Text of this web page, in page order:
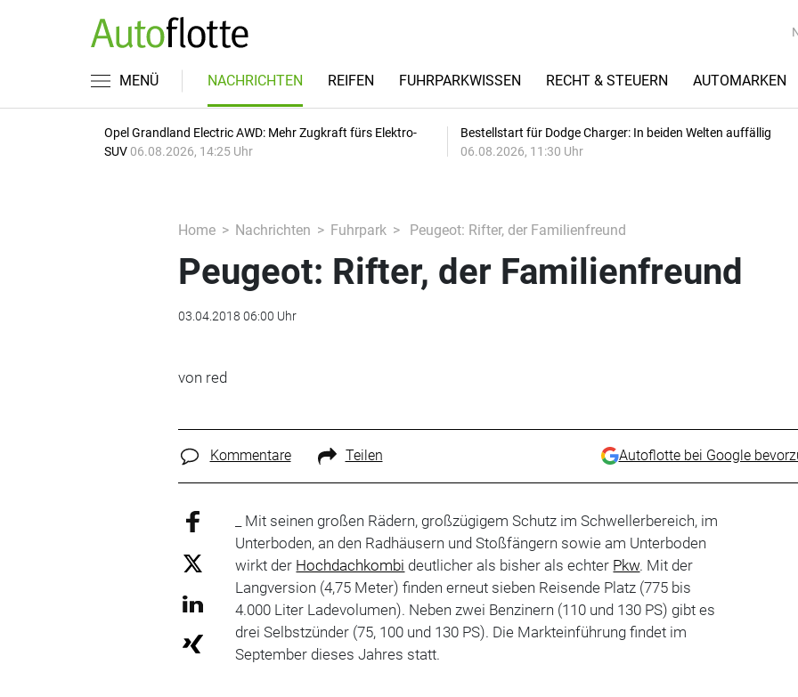
MENÜ NACHRICHTEN REIFEN FUHRPARKWISSEN RECHT & STEUERN AUTOMARKEN
Opel Grandland Electric AWD: Mehr Zugkraft fürs Elektro-
SUV 06.08.2026, 14:25 Uhr
Bestellstart für Dodge Charger: In beiden Welten auffällig
06.08.2026, 11:30 Uhr
Home Nachrichten Fuhrpark Peugeot: Rifter, der Familienfreund
Peugeot: Rifter, der Familienfreund
03.04.2018 06:00 Uhr
von red
Kommentare Teilen Autoflotte bei Google
_ Mit seinen großen Rädern, großzügigem Schutz im Schwellerbereich, im
Unterboden, an den Radhäusern und Stoßfängern sowie am Unterboden
wirkt der Hochdachkombi deutlicher als bisher als echter Pkw. Mit der
Langversion (4,75 Meter) finden erneut sieben Reisende Platz (775 bis
4.000 Liter Ladevolumen). Neben zwei Benzinern (110 und 130 PS) gibt es
drei Selbstzünder (75, 100 und 130 PS). Die Markteinführung findet im
September dieses Jahres statt.